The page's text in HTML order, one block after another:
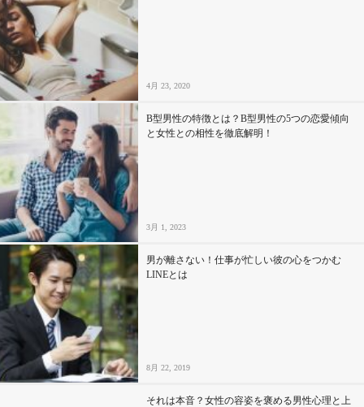
4月 23, 2020
B型男性の特徴とは？B型男性の5つの恋愛傾向
と女性との相性を徹底解明！
3月 1, 2023
男が離さない！仕事が忙しい彼の心をつかむ
LINEとは
8月 22, 2019
それは本音？女性の容姿を褒める男性心理と上